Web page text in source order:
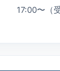
17:00〜（